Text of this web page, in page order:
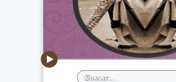
Buscar...